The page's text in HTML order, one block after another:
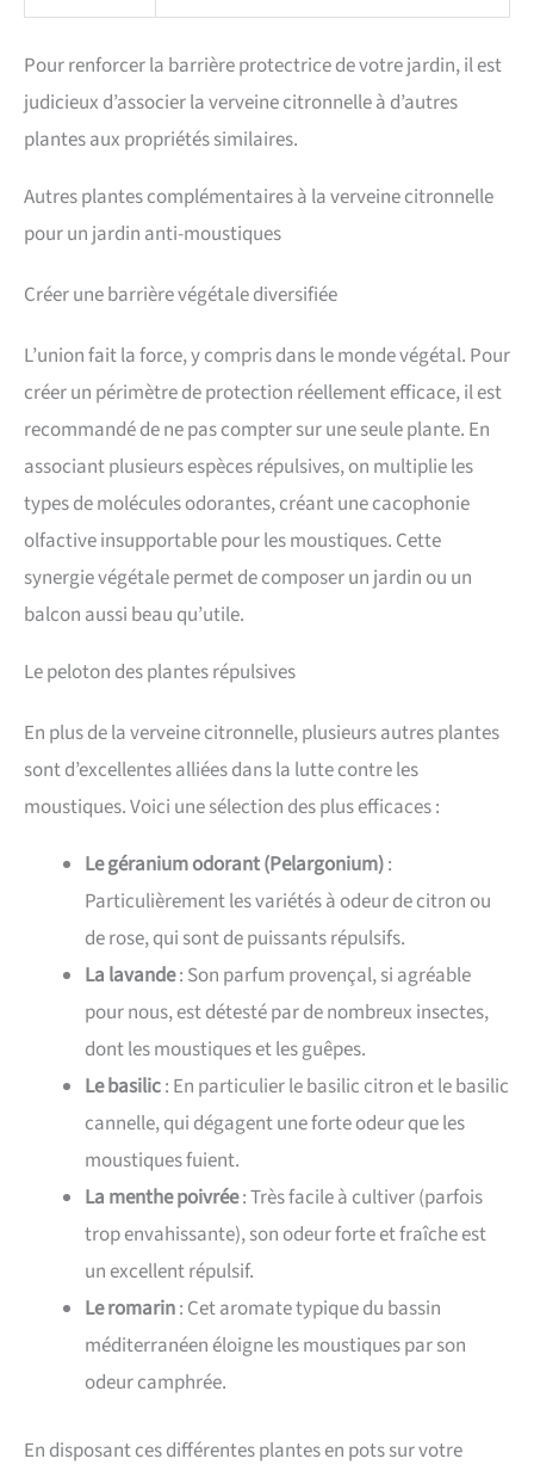
Pour renforcer la barrière protectrice de votre jardin, il est
judicieux d’associer la verveine citronnelle à d’autres
plantes aux propriétés similaires.
Autres plantes complémentaires à la verveine citronnelle
pour un jardin anti-moustiques
Créer une barrière végétale diversifiée
L’union fait la force, y compris dans le monde végétal. Pour
créer un périmètre de protection réellement efficace, il est
recommandé de ne pas compter sur une seule plante. En
associant plusieurs espèces répulsives, on multiplie les
types de molécules odorantes, créant une cacophonie
olfactive insupportable pour les moustiques. Cette
synergie végétale permet de composer un jardin ou un
balcon aussi beau qu’utile.
Le peloton des plantes répulsives
En plus de la verveine citronnelle, plusieurs autres plantes
sont d’excellentes alliées dans la lutte contre les
moustiques. Voici une sélection des plus efficaces :
Le géranium odorant (Pelargonium):
Particulièrement les variétés à odeur de citron ou
de rose, qui sont de puissants répulsifs.
La lavande: Son parfum provençal, si agréable
pour nous, est détesté par de nombreux insectes,
dont les moustiques et les guêpes.
Le basilic: En particulier le basilic citron et le basilic
cannelle, qui dégagent une forte odeur que les
moustiques fuient.
La menthe poivrée: Très facile à cultiver (parfois
trop envahissante), son odeur forte et fraîche est
un excellent répulsif.
Le romarin: Cet aromate typique du bassin
méditerranéen éloigne les moustiques par son
odeur camphrée.
En disposant ces différentes plantes en pots sur votre